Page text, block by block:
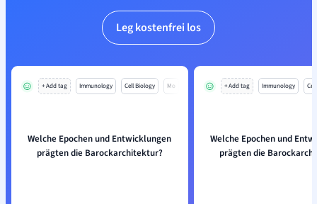
Leg kostenfrei los
+ Add tag Immunology Cell Biology Mo
Welche Epochen und Entwicklungen
prägten die Barockarchitektur?
+ Add tag Immunology
Welche Epochen und
prägten die